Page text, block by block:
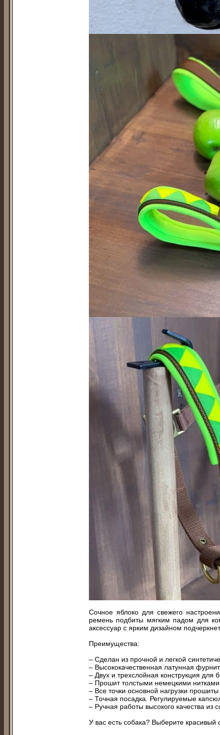
Сочное яблоко для свежего
ремень подбиты мягким падом для
аксессуар с ярким дизайном
Преимущества:
– Сделан из прочной и легкой
– Высококачественная латунная
– Двух и трехслойная конструкция для
– Прошит толстыми немецкими
– Все точки основной нагрузки
– Точная посадка. Регулируемые
– Ручная работы высокого качества из
У вас есть собака? Выберите